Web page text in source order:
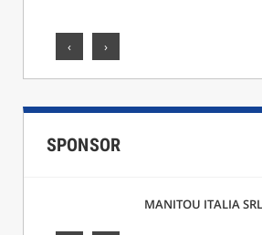
‹ ›
SPONSOR
F.LLI CICCARELLI SRL